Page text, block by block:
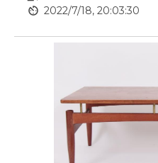
av_timer 2022/7/18, 20:03:30